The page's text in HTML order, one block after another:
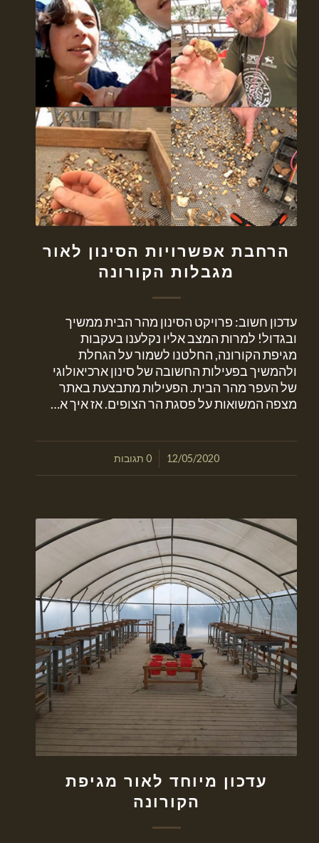
הרחבת אפשרויות הסינון לאור
מגבלות הקורונה
עדכון חשוב: פרויקט הסינון מהר הבית ממשיך
ובגדול! למרות המצב אליו נקלענו בעקבות
מגיפת הקורונה, החלטנו לשמור על הגחלת
ולהמשיך בפעילות החשובה של סינון ארכיאולוגי
של העפר מהר הבית. הפעילות מתבצעת באתר
מצפה המשואות על פסגת הר הצופים. אז איך א…
12/05/2020
/ 0 תגובות
עדכון מיוחד לאור מגיפת
הקורונה